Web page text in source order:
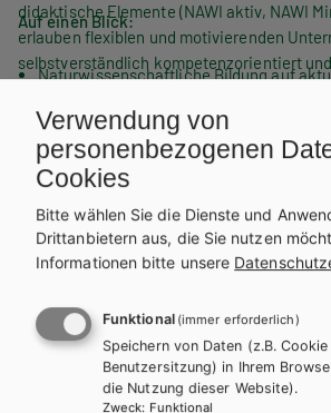
didaktische Elemente (NAWI aktiv, NAWI
erlauben flexiblen und motivierenden
selbstverständlich kompetenzorientiert
Auf einen Blick:
Naturwissenschaftliche Bildung auf
Motivation und Engagement durch
Elemente
Checkpoints am Ende jedes großen
Verständnisüberprüfung
Übersichtlich und verständlich
WEITERLESEN
ANZAHL
Verwendung von
personenbezogenen
Cookies
Bitte wählen Sie die Dienste und
Drittanbietern aus, die Sie nutzen
Informationen bitte unsere
Funktional (immer erforderlich)
Speichern von Daten (z.B.
Benutzersitzung) in Ihrem
die Nutzung dieser Website).
Zweck: Funktional